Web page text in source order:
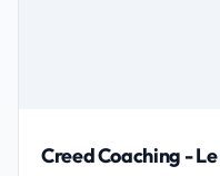
Creed Coaching -